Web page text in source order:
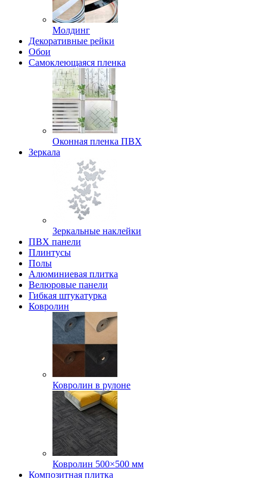
Молдинг
Декоративные рейки
Обои
Самоклеющаяся пленка
Оконная пленка ПВХ
Зеркала
Зеркальные наклейки
ПВХ панели
Плинтусы
Полы
Алюминиевая плитка
Велюровые панели
Гибкая штукатурка
Ковролин
Ковролин в рулоне
Ковролин 500×500 мм
Композитная плитка